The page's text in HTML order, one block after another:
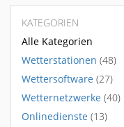
KATEGORIEN
Alle Kategorien
Wetterstationen (48)
Wettersoftware (27)
Wetternetzwerke (40)
Onlinedienste (13)